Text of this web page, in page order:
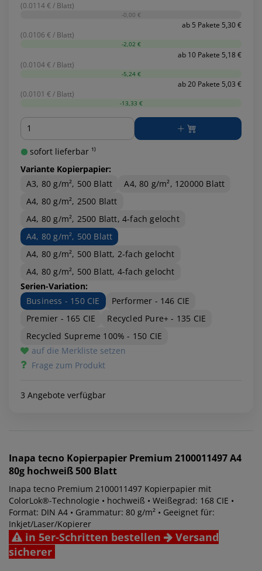
(0.0114 € / Blatt)
-0,00 €
ab 5 Pakete 5,30 €
(0.0106 € / Blatt)
-2,02 €
ab 10 Pakete 5,18 €
(0.0104 € / Blatt)
-5,24 €
ab 20 Pakete 5,03 €
(0.0101 € / Blatt)
-13,33 €
Menge
sofort lieferbar ¹⁾
Variante Kopierpapier:
A3, 80 g/m², 500 Blatt
A4, 80 g/m², 120000 Blatt
A4, 80 g/m², 2500 Blatt
A4, 80 g/m², 2500 Blatt, 4-fach gelocht
A4, 80 g/m², 500 Blatt
A4, 80 g/m², 500 Blatt, 2-fach gelocht
A4, 80 g/m², 500 Blatt, 4-fach gelocht
Serien-Variation:
Business - 150 CIE
Performer - 146 CIE
Premier - 165 CIE
Recycled Pure+ - 135 CIE
Recycled Supreme 100% - 150 CIE
auf die Merkliste setzen
Frage zum Produkt
3 Angebote verfügbar
Inapa tecno Kopierpapier Premium 2100011497 A4
80g hochweiß 500 Blatt
Inapa tecno Premium 2100011497 Kopierpapier mit
ColorLok®-Technologie • hochweiß • Weißegrad: 168 CIE •
Format: DIN A4 • Grammatur: 80 g/m² • Geeignet für:
Inkjet/Laser/Kopierer
in 5er-Schritten bestellen
Versand
sicherer